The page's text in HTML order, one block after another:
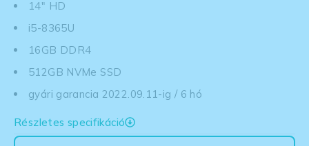
14" HD
i5-8365U
16GB DDR4
512GB NVMe SSD
gyári garancia 2022.09.11-ig / 6 hó
Részletes specifikáció